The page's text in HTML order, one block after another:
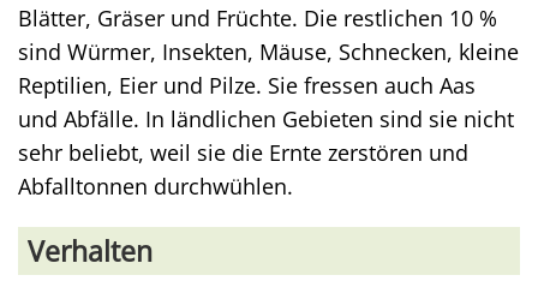
Blätter, Gräser und Früchte. Die restlichen 10 %
sind Würmer, Insekten, Mäuse, Schnecken, kleine
Reptilien, Eier und Pilze. Sie fressen auch Aas
und Abfälle. In ländlichen Gebieten sind sie nicht
sehr beliebt, weil sie die Ernte zerstören und
Abfalltonnen durchwühlen.
Verhalten